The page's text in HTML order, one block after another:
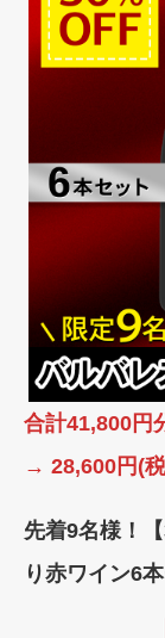
合計41,800円
→ 28,600円(
先着9名様！
り赤ワイン6